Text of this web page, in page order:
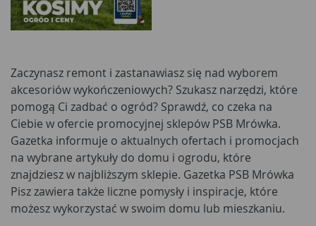
Zaczynasz remont i zastanawiasz się nad wyborem
akcesoriów wykończeniowych? Szukasz narzędzi, które
pomogą Ci zadbać o ogród? Sprawdź, co czeka na
Ciebie w ofercie promocyjnej sklepów PSB Mrówka.
Gazetka informuje o aktualnych ofertach i promocjach
na wybrane artykuły do domu i ogrodu, które
znajdziesz w najbliższym sklepie. Gazetka PSB Mrówka
Pisz zawiera także liczne pomysły i inspiracje, które
możesz wykorzystać w swoim domu lub mieszkaniu.